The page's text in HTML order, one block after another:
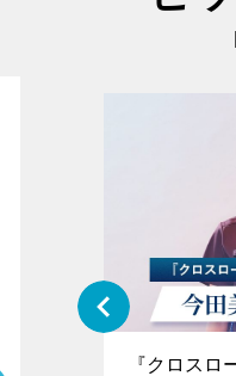
＝LOV
『クロスロ